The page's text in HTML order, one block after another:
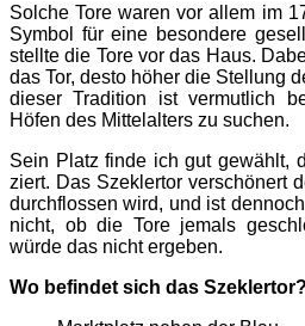
Solche Tore waren vor allem im
Symbol für eine besondere
stellte die Tore vor das Haus.
das Tor, desto höher die Stellung
dieser Tradition ist vermutlich
Höfen des Mittelalters zu suchen.
Sein Platz finde ich gut gewählt,
ziert. Das Szeklertor verschönert
durchflossen wird, und ist
nicht, ob die Tore jemals
würde das nicht ergeben.
Wo befindet sich das Szeklertor?